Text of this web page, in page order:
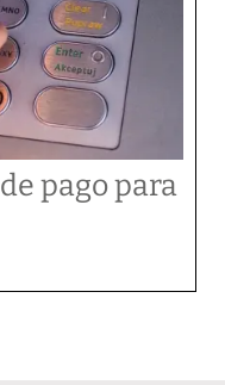
pago para